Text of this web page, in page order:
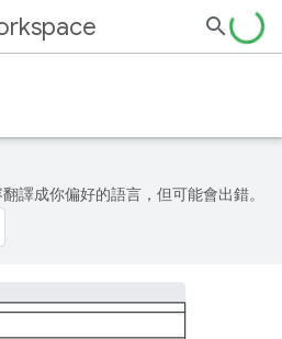
譯成你偏好的語言，但可能會出錯。